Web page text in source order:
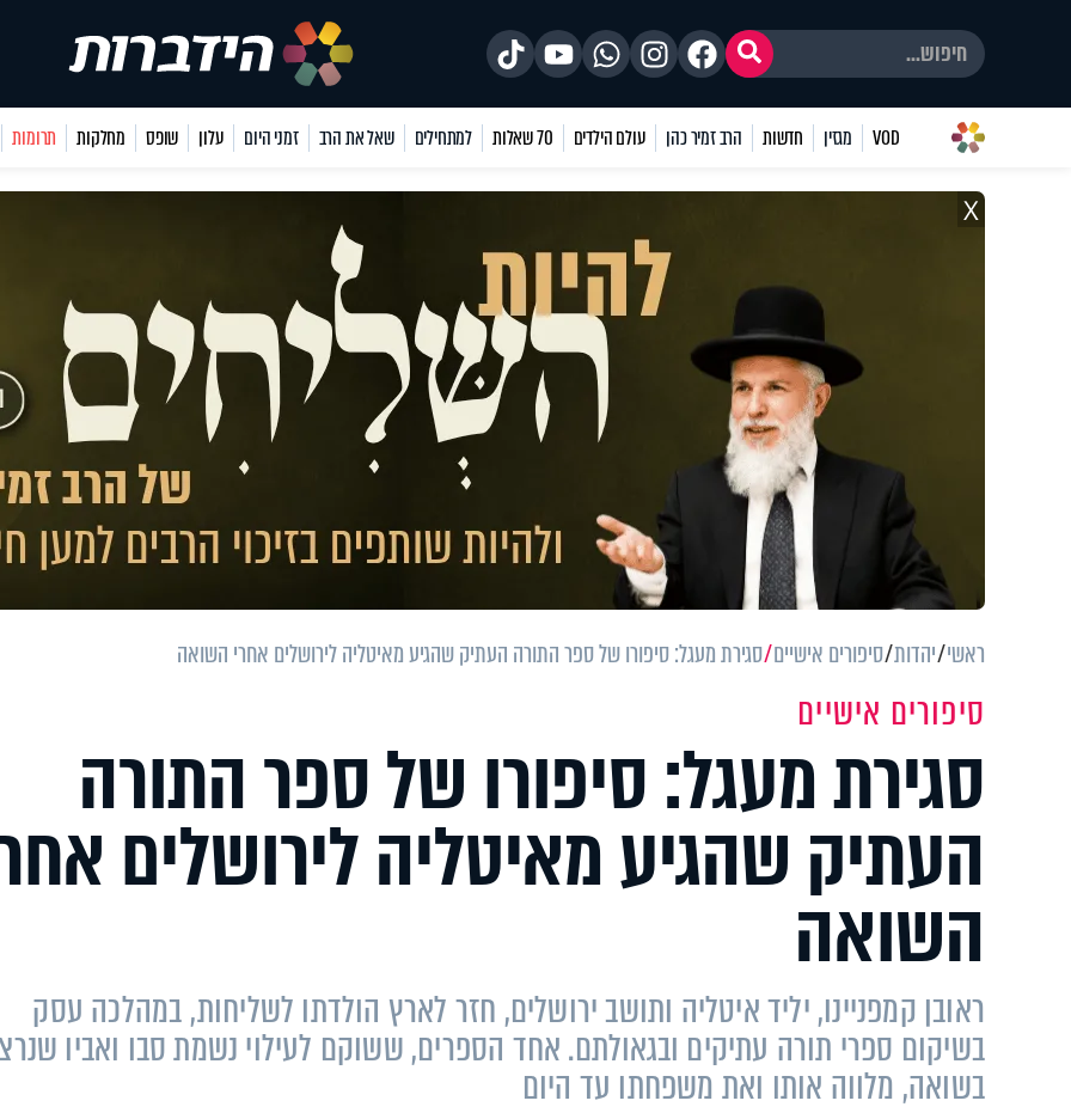
VOD מגזין חדשות הרב זמיר כהן עולם הילדים 70 שאלות למתחילים שאל את הרב זמני היום עלון שופס מחלקות תרומות
X
ראשי יהדות סיפורים אישיים סגירת מעגל: סיפורו של ספר התורה העתיק שהגיע מאיטליה לירושלים אחרי השואה
סיפורים אישיים
סגירת מעגל: סיפורו של ספר התורה
העתיק שהגיע מאיטליה לירושלים
השואה
ראובן קמפניינו, יליד איטליה ותושב ירושלים, חזר לארץ הולדתו לשליחות, במהלכה עסק
בשיקום ספרי תורה עתיקים ובגאולתם. אחד הספרים, ששוקם לעילוי נשמת סבו ואביו
בשואה, מלווה אותו ואת משפחתו עד היום